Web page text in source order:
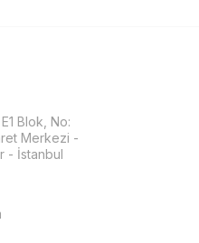
Blok, No:
Merkezi -
- İstanbul